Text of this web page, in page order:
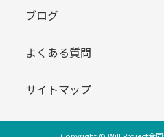
ブログ
よくある質問
サイトマップ